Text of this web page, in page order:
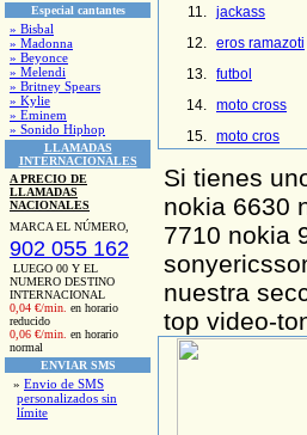
Especial cantantes
» Bisbal
» Madonna
» Beyonce
» Melendi
» Britney Spears
» Kylie
» Eminem
» Sonido Hiphop
LLAMADAS
INTERNACIONALES
A PRECIO DE
LLAMADAS
NACIONALES
MARCA EL NÚMERO,
902 055 162
LUEGO 00 Y EL
NUMERO DESTINO
INTERNACIONAL
0,04 €/min. en horario
reducido
0,06 €/min. en horario
normal
ENVIAR SMS
» Envio de SMS
personalizados sin
límite
jackass
eros ramazoti
futbol
moto cross
moto cros
Si tienes
nokia 6630
7710 nokia
nuestra
top video-